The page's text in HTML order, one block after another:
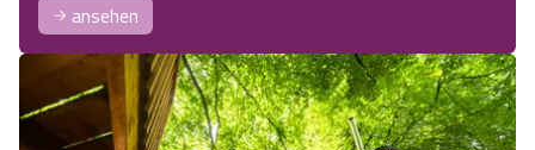
ansehen